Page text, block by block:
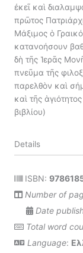
ἐκεῖ καὶ
πρῶτος
Μάξιμος ὁ
κατανοήσουν
δὴ τῆς Ἱερᾶς
πνεῦμα τῆς
παρελθὸν καὶ
καὶ τῆς
βιβλίου)
Details
ISBN:
Number of
Date
Total word
Language: